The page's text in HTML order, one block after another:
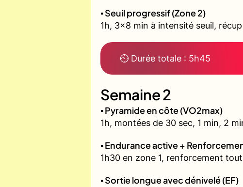
▪️ Seuil progressif (Zone 2)
1h, 3x8 min à intensité seuil,
⏲ Durée totale : 5h45
Semaine 2
▪️ Pyramide en côte (VO2max)
1h, montées de 30 sec, 1 min, 2
▪️ Endurance active +
1h30 en zone 1, renforcement
▪️ Sortie longue avec dénivelé (EF)